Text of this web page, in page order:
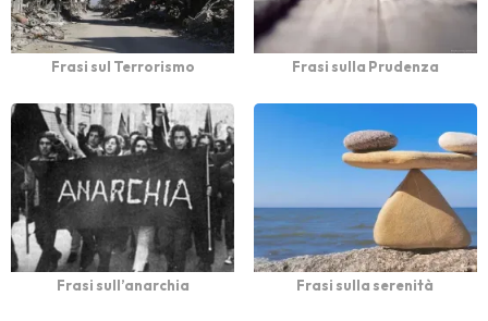
Frasi sul Terrorismo Frasi sulla Prudenza
Frasi sull’anarchia Frasi sulla serenità